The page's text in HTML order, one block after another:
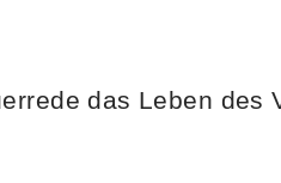
das Leben des